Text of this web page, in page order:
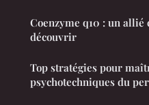
Coenzyme q10 : un
découvrir
Top stratégies pour
psychotechniques du